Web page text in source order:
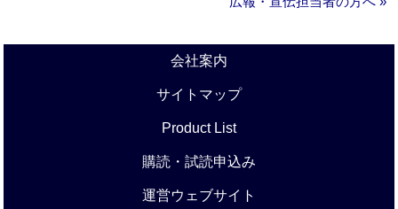
会社案内
サイトマップ
Product List
購読・試読申込み
運営ウェブサイト